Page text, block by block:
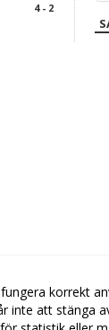
4 - 2
korrekt
inte att stänga